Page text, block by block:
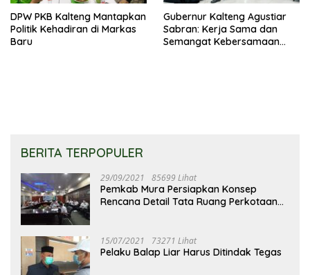
DPW PKB Kalteng Mantapkan
Politik Kehadiran di Markas
Baru
Gubernur Kalteng Agustiar
Sabran: Kerja Sama dan
Semangat Kebersamaan
BERITA TERPOPULER
29/09/2021 85699 Lihat
Pemkab Mura Persiapkan Konsep
Rencana Detail Tata Ruang Perkotaan
15/07/2021 73271 Lihat
Pelaku Balap Liar Harus Ditindak Tegas